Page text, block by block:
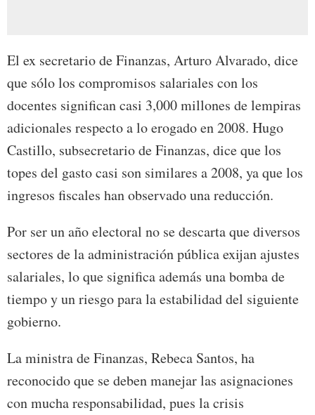
El ex secretario de Finanzas, Arturo Alvarado, dice
que sólo los compromisos salariales con los
docentes significan casi 3,000 millones de lempiras
adicionales respecto a lo erogado en 2008. Hugo
Castillo, subsecretario de Finanzas, dice que los
topes del gasto casi son similares a 2008, ya que los
ingresos fiscales han observado una reducción.
Por ser un año electoral no se descarta que diversos
sectores de la administración pública exijan ajustes
salariales, lo que significa además una bomba de
tiempo y un riesgo para la estabilidad del siguiente
gobierno.
La ministra de Finanzas, Rebeca Santos, ha
reconocido que se deben manejar las asignaciones
con mucha responsabilidad, pues la crisis